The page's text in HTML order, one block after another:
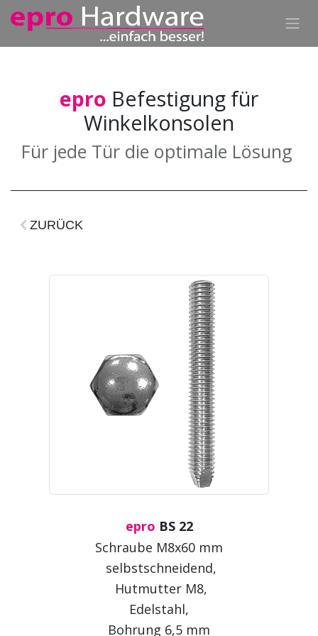
epro Befestigung für
Winkelkonsolen
Für jede Tür die optimale Lösung
ZURÜCK
epro BS 22
Schraube M8x60 mm
selbstschneidend,
Hutmutter M8,
Edelstahl,
Bohrung 6,5 mm